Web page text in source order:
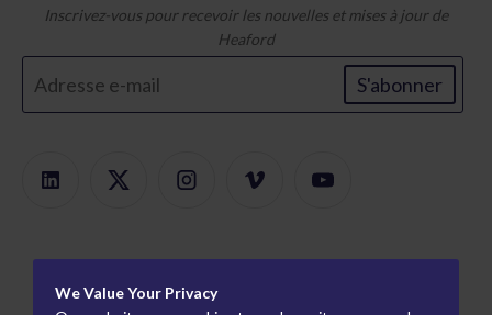
Inscrivez-vous pour recevoir les nouvelles et mises à jour de
Heaford
S'abonner
Recherche de produits À propos
We Value Your Privacy